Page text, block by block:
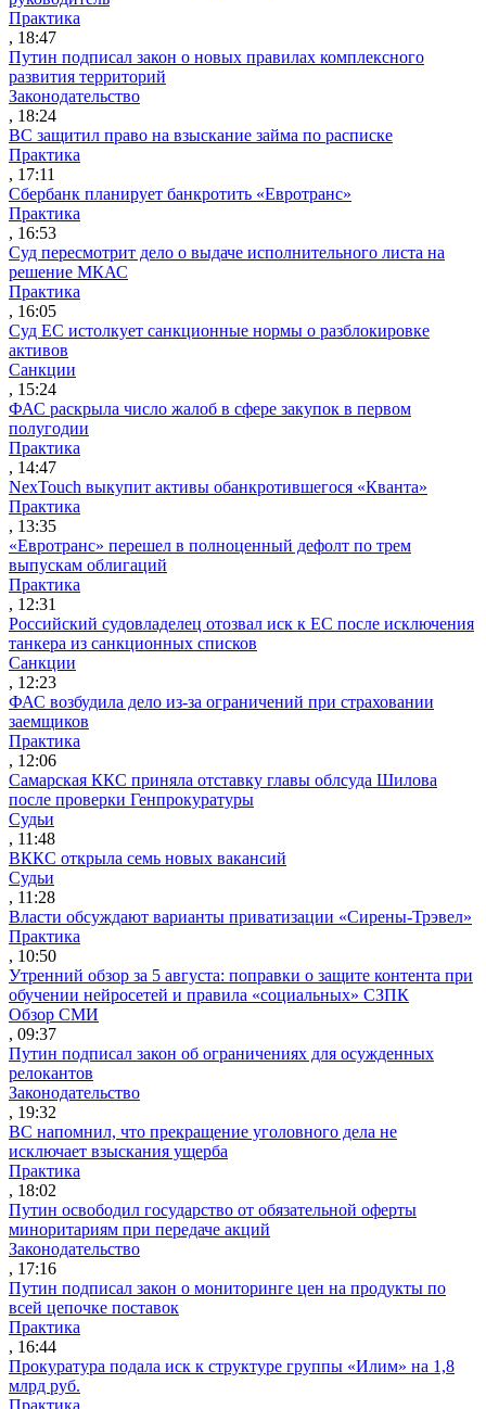
Практика
, 18:47
Путин подписал закон о новых правилах комплексного
развития территорий
Законодательство
, 18:24
ВС защитил право на взыскание займа по расписке
Практика
, 17:11
Сбербанк планирует банкротить «Евротранс»
Практика
, 16:53
Суд пересмотрит дело о выдаче исполнительного листа на
решение МКАС
Практика
, 16:05
Суд ЕС истолкует санкционные нормы о разблокировке
активов
Санкции
, 15:24
ФАС раскрыла число жалоб в сфере закупок в первом
полугодии
Практика
, 14:47
NexTouch выкупит активы обанкротившегося «Кванта»
Практика
, 13:35
«Евротранс» перешел в полноценный дефолт по трем
выпускам облигаций
Практика
, 12:31
Российский судовладелец отозвал иск к ЕС после исключения
танкера из санкционных списков
Санкции
, 12:23
ФАС возбудила дело из-за ограничений при страховании
заемщиков
Практика
, 12:06
Самарская ККС приняла отставку главы облсуда Шилова
после проверки Генпрокуратуры
Судьи
, 11:48
ВККС открыла семь новых вакансий
Судьи
, 11:28
Власти обсуждают варианты приватизации «Сирены-Трэвел»
Практика
, 10:50
Утренний обзор за 5 августа: поправки о защите контента при
обучении нейросетей и правила «социальных» СЗПК
Обзор СМИ
, 09:37
Путин подписал закон об ограничениях для осужденных
релокантов
Законодательство
, 19:32
ВС напомнил, что прекращение уголовного дела не
исключает взыскания ущерба
Практика
, 18:02
Путин освободил государство от обязательной оферты
миноритариям при передаче акций
Законодательство
, 17:16
Путин подписал закон о мониторинге цен на продукты по
всей цепочке поставок
Практика
, 16:44
Прокуратура подала иск к структуре группы «Илим» на 1,8
млрд руб.
Практика